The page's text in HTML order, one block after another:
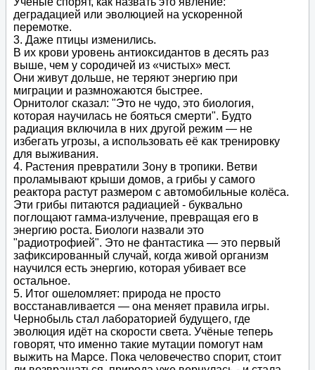
деградацией или эволюцией на ускоренной
перемотке.
3. Даже птицы изменились.
В их крови уровень антиоксидантов в десять раз
выше, чем у сородичей из «чистых» мест.
Они живут дольше, не теряют энергию при
миграции и размножаются быстрее.
Орнитолог сказал: "Это не чудо, это биология,
которая научилась не бояться смерти". Будто
радиация включила в них другой режим — не
избегать угрозы, а использовать её как тренировку
для выживания.
4. Растения превратили Зону в тропики. Ветви
проламывают крыши домов, а грибы у самого
реактора растут размером с автомобильные колёса.
Эти грибы питаются радиацией - буквально
поглощают гамма-излучение, превращая его в
энергию роста. Биологи назвали это
"радиотрофией". Это не фантастика — это первый
зафиксированный случай, когда живой организм
научился есть энергию, которая убивает все
остальное.
5. Итог ошеломляет: природа не просто
восстанавливается — она меняет правила игры.
Чернобыль стал лабораторией будущего, где
эволюция идёт на скорости света. Учёные теперь
говорят, что именно такие мутации помогут нам
выжить на Марсе. Пока человечество спорит, стоит